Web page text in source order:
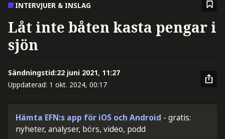
INTERVJUER & INSLAG
Låt inte båten kasta pengar i
sjön
Sändningstid:22 juni 2021, 11:27
Uppdaterad: 1 okt. 2024, 00:17
Hämta EFN:s app för iOS och Android - gratis:
nyheter, analyser, börs, video, podd